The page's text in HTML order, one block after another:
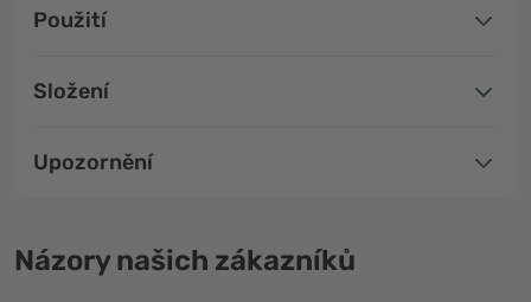
Použití
Složení
Upozornění
Názory našich zákazníků